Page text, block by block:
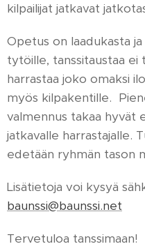
kilpailijat jatkavat
Opetus on laadukasta
tytöille, tanssitaustaa ei
harrastaa joko omaksi
myös kilpakentille.
valmennus takaa hyvät
jatkavalle harrastajalle.
edetään ryhmän tason
Lisätietoja voi kysyä
baunssi@baunssi.net
Tervetuloa tanssimaan!